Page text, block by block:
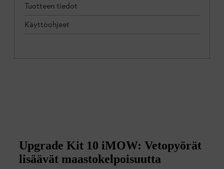
Tuotteen tiedot
Käyttöohjeet
Upgrade Kit 10 iMOW: Vetopyörät
lisäävät maastokelpoisuutta